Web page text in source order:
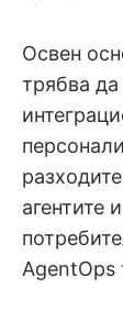
Освен
трябва
агентите
AgentOps